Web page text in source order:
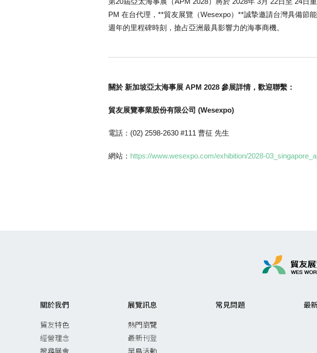
PM 在台代理，**貿友展覽（Wesexpo）**誠摯邀請台灣具備節
週年的里程碑時刻，搶占亞洲最具影響力的海事商機。
關於 新加坡亞太海事展 APM 2028 參展詳情，歡迎聯繫：
貿友展覽事業股份有限公司 (Wesexpo)
電話：(02) 2598-2630 #111 曹征 先生
網站： https://www.wesexpo.com/exhibition/2028-
關於我們
貿友特色
經營理念
展覽訊息
熱門瀏覽
最新刊登
常見問題 最